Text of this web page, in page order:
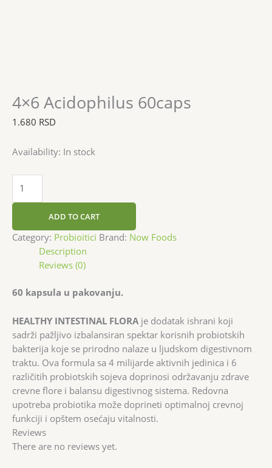
4×6 Acidophilus 60caps
1.680 RSD
Availability: In stock
ADD TO CART
Category: Probioitici Brand: Now Foods
Description
Reviews (0)
60 kapsula u pakovanju.
HEALTHY INTESTINAL FLORA je dodatak ishrani koji
sadrži pažljivo izbalansiran spektar korisnih probiotskih
bakterija koje se prirodno nalaze u ljudskom digestivnom
traktu. Ova formula sa 4 milijarde aktivnih jedinica i 6
različitih probiotskih sojeva doprinosi održavanju zdrave
crevne flore i balansu digestivnog sistema. Redovna
upotreba probiotika može doprineti optimalnoj crevnoj
funkciji i opštem osećaju vitalnosti.
Reviews
There are no reviews yet.